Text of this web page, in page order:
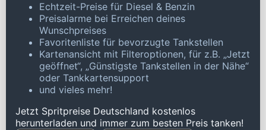
Echtzeit-Preise für Diesel & Benzin
Preisalarme bei Erreichen deines
Wunschpreises
Favoritenliste für bevorzugte Tankstellen
Kartenansicht mit Filteroptionen, für z.B. „Jetzt
geöffnet“, „Günstigste Tankstellen in der Nähe“
oder Tankkartensupport
und vieles mehr!
Jetzt Spritpreise Deutschland kostenlos
herunterladen und immer zum besten Preis tanken!